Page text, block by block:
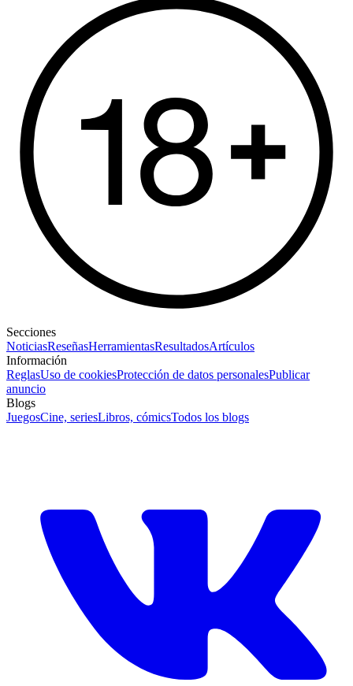
Secciones
NoticiasReseñasHerramientasResultadosArtículos
Información
ReglasUso de cookiesProtección de datos personalesPublicar
anuncio
Blogs
JuegosCine, seriesLibros, cómicsTodos los blogs